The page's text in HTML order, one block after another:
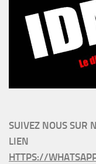
SUIVEZ NOUS SUR
LIEN
HTTPS://